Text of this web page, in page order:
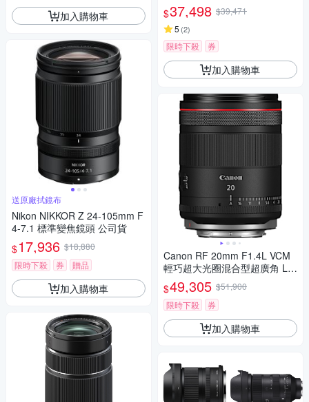
加入購物車
送原廠拭鏡布
Nikon NIKKOR Z 24-105mm F
4-7.1 標準變焦鏡頭 公司貨
$17,936 $18,880
限時下殺
券 贈品
加入購物車
頭 全片幅無反微單眼鏡頭 旅遊
鏡 大三元
$37,498 $39,471
5 (2)
限時下殺 券
加入購物車
Canon RF 20mm F1.4L VCM
輕巧超大光圈混合型超廣角 L
鏡頭 公司貨
$49,305 $51,900
限時下殺
券
加入購物車